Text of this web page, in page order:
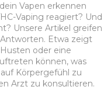
Vapen erkennen
Vaping reagiert? Und
Unsere Artikel greifen
Etwa zeigt
oder eine
können, was
Körpergefühl zu
Arzt zu konsultieren.